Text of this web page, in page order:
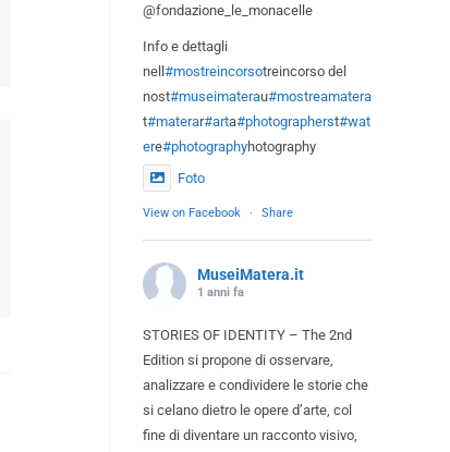
@fondazione_le_monacelle
Info e dettagli
nell#mostreincorsotreincorso del
nost#museimaterau#mostreamatera
t#materar#arta#photographerst#wat
ere#photographyhotography
Foto
View on Facebook · Share
MuseiMatera.it
1 anni fa
STORIES OF IDENTITY – The 2nd
Edition si propone di osservare,
analizzare e condividere le storie che
si celano dietro le opere d’arte, col
fine di diventare un racconto visivo,